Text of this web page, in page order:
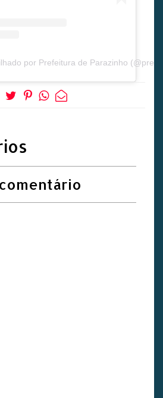
por Prefeitura de Parazinho